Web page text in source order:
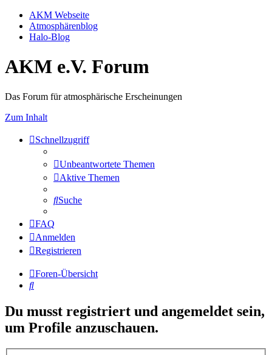
AKM Webseite
Atmosphärenblog
Halo-Blog
AKM e.V. Forum
Das Forum für atmosphärische Erscheinungen
Zum Inhalt
Schnellzugriff
Unbeantwortete Themen
Aktive Themen
Suche
FAQ
Anmelden
Registrieren
Foren-Übersicht
Suche
Du musst registriert und angemeldet sein,
um Profile anzuschauen.